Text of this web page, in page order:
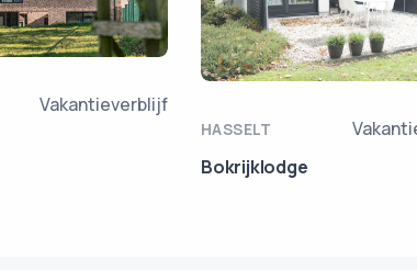
Vakantieverblijf
HASSELT
Bokrijklodge